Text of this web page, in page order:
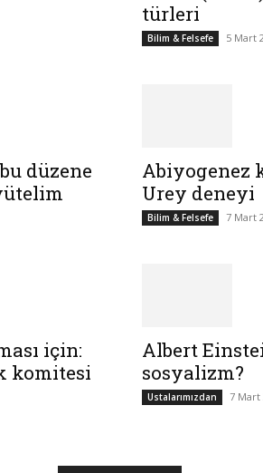
düzene
için:
komitesi
türleri
Bilim & Felsefe 5 Mart
Abiyogenez
Urey deneyi
Bilim & Felsefe 7 Mart
Albert
sosyalizm?
Ustalarımızdan 7 Mart